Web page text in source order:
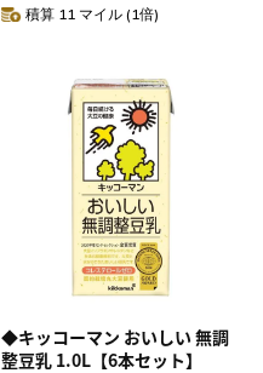
積算 11 マイル (1倍)
◆キッコーマン おいしい 無調
整豆乳 1.0L【6本セット】